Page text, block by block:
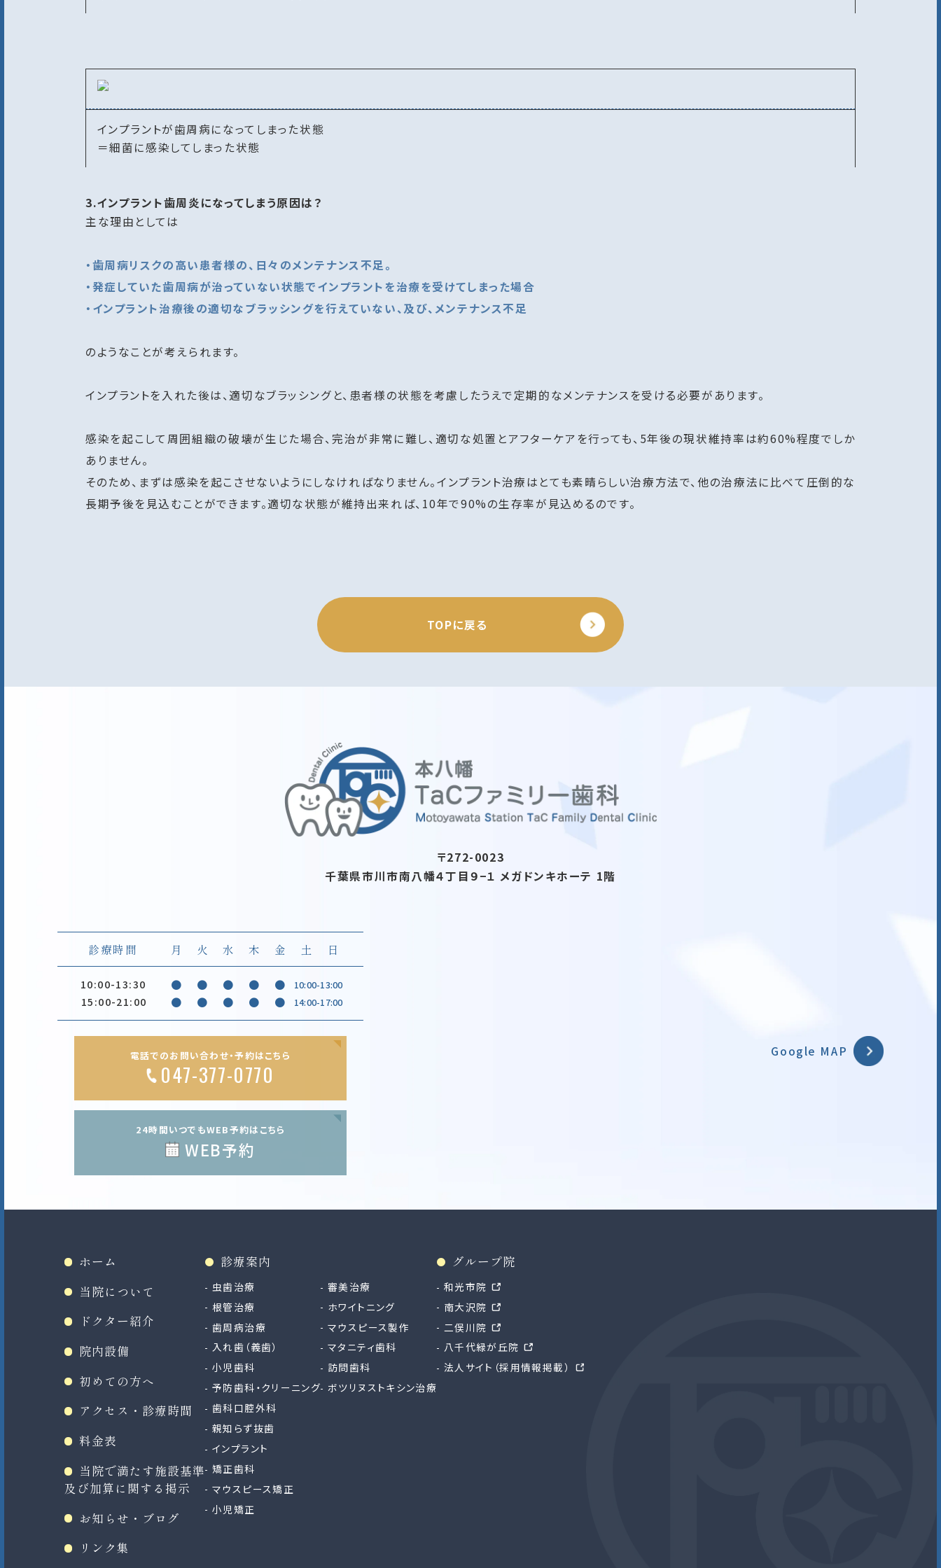
インプラントが歯周病になってしまった状態
＝細菌に感染してしまった状態
3.インプラント歯周炎になってしまう原因は？
主な理由としては
・歯周病リスクの高い患者様の、日々のメンテナンス不足。
・発症していた歯周病が治っていない状態でインプラントを治療を受けてしまった場合
・インプラント治療後の適切なブラッシングを行えていない、及び、メンテナンス不足
のようなことが考えられます。
インプラントを入れた後は、適切なブラッシングと、患者様の状態を考慮したうえで定期的なメンテナンスを受ける必要があります。
感染を起こして周囲組織の破壊が生じた場合、完治が非常に難し、適切な処置とアフターケアを行っても、5年後の現状維持率は約60%程度でしか
ありません。
そのため、まずは感染を起こさせないようにしなければなりません。インプラント治療はとても素晴らしい治療方法で、他の治療法に比べて圧倒的な
長期予後を見込むことができます。適切な状態が維持出来れば、10年で90%の生存率が見込めるのです。
TOPに戻る
〒272-0023
千葉県市川市南八幡４丁目９−１ メガドンキホーテ 1階
診療時間 月 火 水 木 金 土 日
10:00-13:30 ● ● ● ● ● 10:00-13:00
15:00-21:00 ● ● ● ● ● 14:00-17:00
電話でのお問い合わせ・予約はこちら
047-377-0770
24時間いつでもWEB予約はこちら
WEB予約
Google MAP
ホーム
当院について
ドクター紹介
院内設備
初めての方へ
アクセス・診療時間
料金表
当院で満たす施設基準
及び加算に関する掲示
お知らせ・ブログ
リンク集
診療案内
虫歯治療
根管治療
歯周病治療
入れ歯（義歯）
小児歯科
予防歯科・クリーニング
歯科口腔外科
親知らず抜歯
インプラント
矯正歯科
マウスピース矯正
小児矯正
審美治療
ホワイトニング
マウスピース製作
マタニティ歯科
訪問歯科
ボツリヌストキシン治療
グループ院
和光市院
南大沢院
二俣川院
八千代緑が丘院
法人サイト（採用情報掲載）